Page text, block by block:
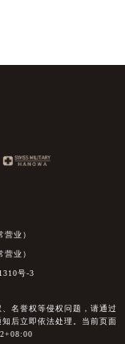
业）
业）
号-3
名誉权等侵权问题，请通过
后立即依法处理。当前页面